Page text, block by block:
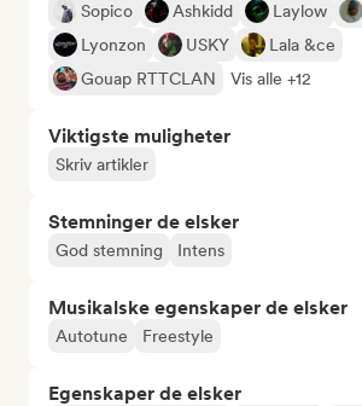
Sopico Ashkidd Laylow
Lyonzon
USKY
Lala &ce
Gouap RTTCLAN
Vis alle +12
Viktigste muligheter
Skriv artikler
Stemninger de elsker
God stemning Intens
Musikalske egenskaper de elsker
Autotune Freestyle
Egenskaper de elsker